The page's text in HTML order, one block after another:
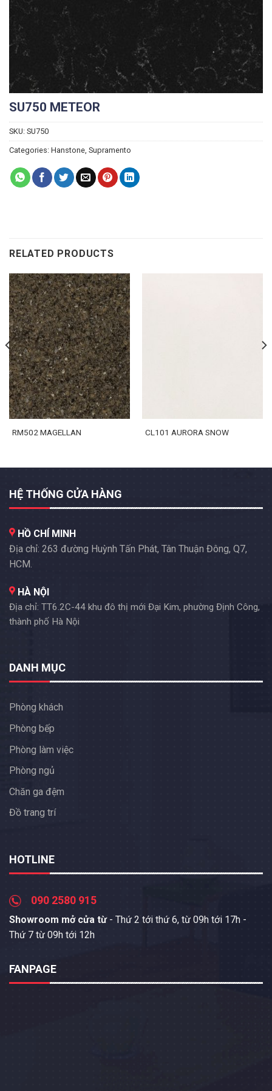
SU750 METEOR
SKU: SU750
Categories: Hanstone, Supramento
RELATED PRODUCTS
RM502 MAGELLAN CL101 AURORA SNOW
HỆ THỐNG CỬA HÀNG
HỒ CHÍ MINH
Địa chỉ: 263 đường Huỳnh Tấn Phát, Tân Thuận Đông, Q7,
HCM.
HÀ NỘI
Địa chỉ: TT6.2C-44 khu đô thị mới Đại Kim, phường Định Công,
thành phố Hà Nội
DANH MỤC
Phòng khách
Phòng bếp
Phòng làm việc
Phòng ngủ
Chăn ga đệm
Đồ trang trí
HOTLINE
090 2580 915
Showroom mở cửa từ - Thứ 2 tới thứ 6, từ 09h tới 17h -
Thứ 7 từ 09h tới 12h
FANPAGE